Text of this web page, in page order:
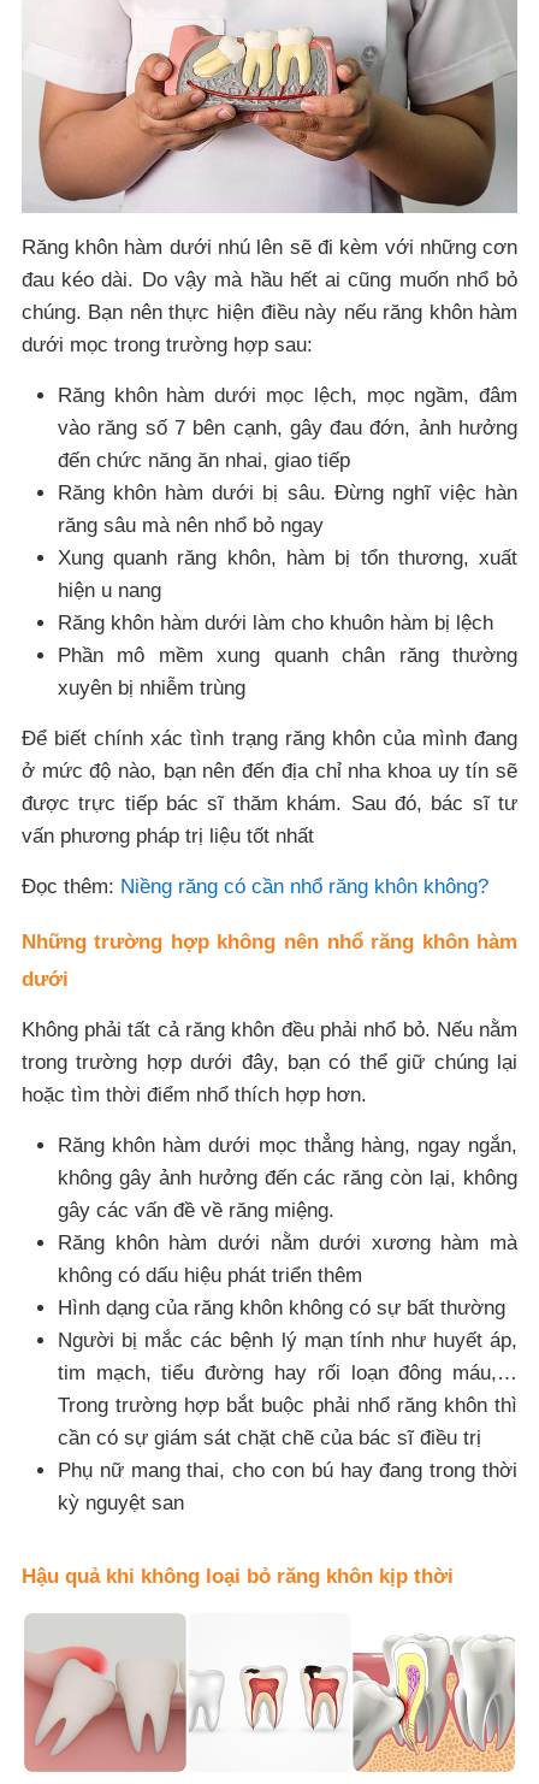
Răng khôn hàm dưới nhú lên sẽ đi kèm với những cơn
đau kéo dài. Do vậy mà hầu hết ai cũng muốn nhổ bỏ
chúng. Bạn nên thực hiện điều này nếu răng khôn hàm
dưới mọc trong trường hợp sau:
Răng khôn hàm dưới mọc lệch, mọc ngầm, đâm
vào răng số 7 bên cạnh, gây đau đớn, ảnh hưởng
đến chức năng ăn nhai, giao tiếp
Răng khôn hàm dưới bị sâu. Đừng nghĩ việc hàn
răng sâu mà nên nhổ bỏ ngay
Xung quanh răng khôn, hàm bị tổn thương, xuất
hiện u nang
Răng khôn hàm dưới làm cho khuôn hàm bị lệch
Phần mô mềm xung quanh chân răng thường
xuyên bị nhiễm trùng
Để biết chính xác tình trạng răng khôn của mình đang
ở mức độ nào, bạn nên đến địa chỉ nha khoa uy tín sẽ
được trực tiếp bác sĩ thăm khám. Sau đó, bác sĩ tư
vấn phương pháp trị liệu tốt nhất
Đọc thêm: Niềng răng có cần nhổ răng khôn không?
Những trường hợp không nên nhổ răng khôn hàm
dưới
Không phải tất cả răng khôn đều phải nhổ bỏ. Nếu nằm
trong trường hợp dưới đây, bạn có thể giữ chúng lại
hoặc tìm thời điểm nhổ thích hợp hơn.
Răng khôn hàm dưới mọc thẳng hàng, ngay ngắn,
không gây ảnh hưởng đến các răng còn lại, không
gây các vấn đề về răng miệng.
Răng khôn hàm dưới nằm dưới xương hàm mà
không có dấu hiệu phát triển thêm
Hình dạng của răng khôn không có sự bất thường
Người bị mắc các bệnh lý mạn tính như huyết áp,
tim mạch, tiểu đường hay rối loạn đông máu,…
Trong trường hợp bắt buộc phải nhổ răng khôn thì
cần có sự giám sát chặt chẽ của bác sĩ điều trị
Phụ nữ mang thai, cho con bú hay đang trong thời
kỳ nguyệt san
Hậu quả khi không loại bỏ răng khôn kịp thời